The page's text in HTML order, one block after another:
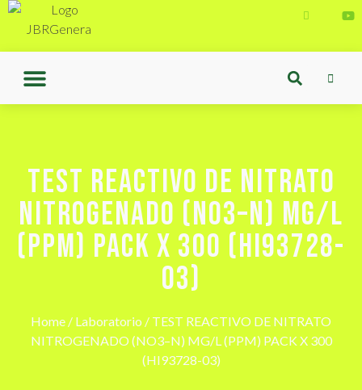
TEST REACTIVO DE NITRATO
NITROGENADO (NO3–N) MG/L
(PPM) PACK X 300 (HI93728-
03)
Home / Laboratorio / TEST REACTIVO DE NITRATO
NITROGENADO (NO3–N) MG/L (PPM) PACK X 300
(HI93728-03)